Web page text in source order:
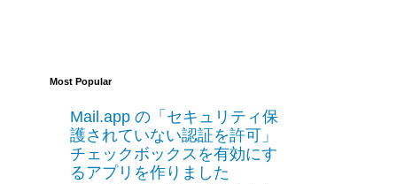
Most Popular
Mail.app の「セキュリティ保
護されていない認証を許可」
チェックボックスを有効にす
るアプリを作りました